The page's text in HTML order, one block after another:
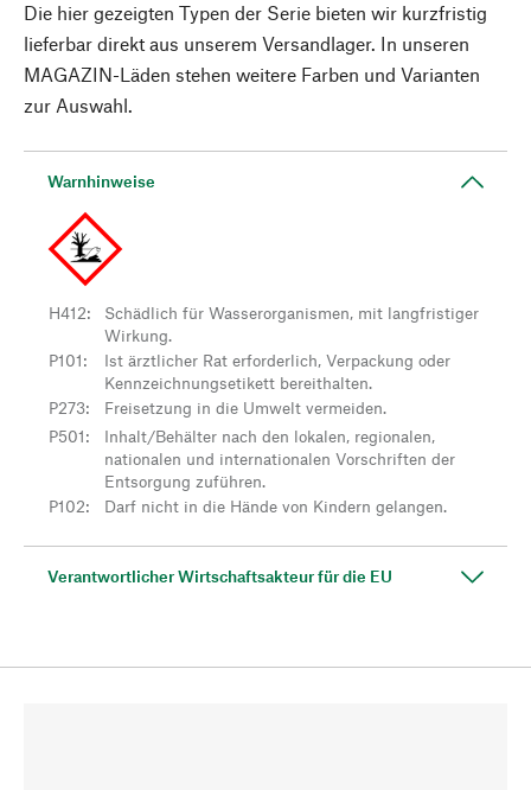
Die hier gezeigten Typen der Serie bieten wir kurzfristig
lieferbar direkt aus unserem Versandlager. In unseren
MAGAZIN-Läden stehen weitere Farben und Varianten
zur Auswahl.
Warnhinweise
H412:
Schädlich für Wasserorganismen, mit langfristiger
Wirkung.
P101:
Ist ärztlicher Rat erforderlich, Verpackung oder
Kennzeichnungsetikett bereithalten.
P273:
Freisetzung in die Umwelt vermeiden.
P501:
Inhalt/Behälter nach den lokalen, regionalen,
nationalen und internationalen Vorschriften der
Entsorgung zuführen.
P102: Darf nicht in die Hände von Kindern gelangen.
Verantwortlicher Wirtschaftsakteur für die EU